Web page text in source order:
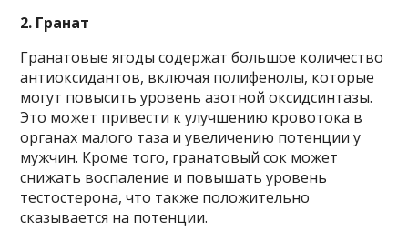
2. Гранат
Гранатовые ягоды содержат большое количество
антиоксидантов, включая полифенолы, которые
могут повысить уровень азотной оксидсинтазы.
Это может привести к улучшению кровотока в
органах малого таза и увеличению потенции у
мужчин. Кроме того, гранатовый сок может
снижать воспаление и повышать уровень
тестостерона, что также положительно
сказывается на потенции.